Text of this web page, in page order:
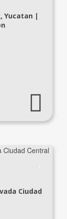
Yucatan |
Ciudad